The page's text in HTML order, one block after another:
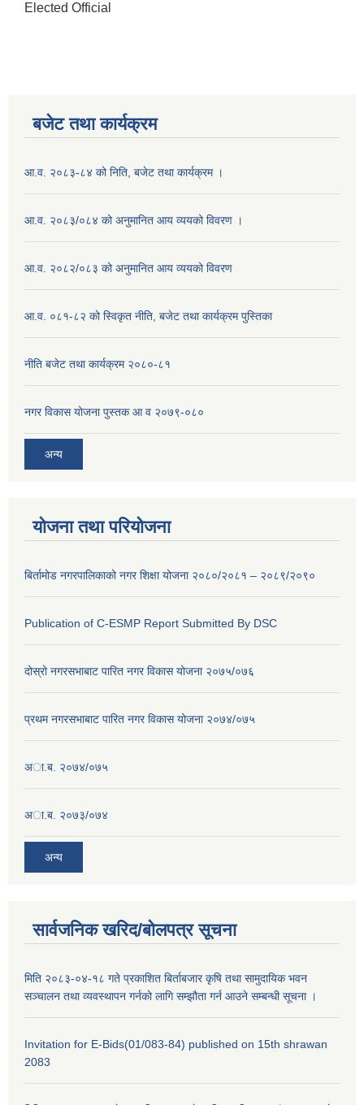
Elected Official
बजेट तथा कार्यक्रम
आ.व. २०८३-८४ को निति, बजेट तथा कार्यक्रम ।
आ.व. २०८३/०८४ को अनुमानित आय व्ययको विवरण ।
आ.व. २०८२/०८३ को अनुमानित आय व्ययको विवरण
आ.व. ०८१-८२ को स्विकृत नीति, बजेट तथा कार्यक्रम पुस्तिका
नीति बजेट तथा कार्यक्रम २०८०-८१
नगर विकास योजना पुस्तक आ व २०७९-०८०
अन्य
योजना तथा परियोजना
बिर्तामोड नगरपालिकाको नगर शिक्षा योजना २०८०/२०८१ – २०८९/२०९०
Publication of C-ESMP Report Submitted By DSC
दोस्रो नगरसभाबाट पारित नगर विकास योजना २०७५/०७६
प्रथम नगरसभाबाट पारित नगर विकास योजना २०७४/०७५
अा.ब. २०७४/०७५
अा.ब. २०७३/०७४
अन्य
सार्वजनिक खरिद/बोलपत्र सूचना
मिति २०८३-०४-१८ गते प्रकाशित बिर्ताबजार कृषि तथा सामुदायिक भवन
सञ्चालन तथा व्यवस्थापन गर्नको लागि सम्झौता गर्न आउने सम्बन्धी सूचना ।
Invitation for E-Bids(01/083-84) published on 15th shrawan
2083